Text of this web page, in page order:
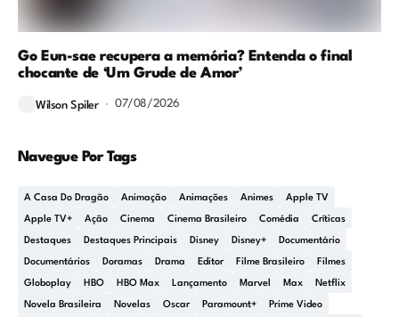
Go Eun-sae recupera a memória? Entenda o final
chocante de ‘Um Grude de Amor’
Wilson Spiler 07/08/2026
Navegue Por Tags
A Casa Do Dragão Animação Animações Animes Apple TV
Apple TV+ Ação Cinema Cinema Brasileiro Comédia Críticas
Destaques Destaques Principais Disney Disney+ Documentário
Documentários Doramas Drama Editor Filme Brasileiro Filmes
Globoplay HBO HBO Max Lançamento Marvel Max Netflix
Novela Brasileira Novelas Oscar Paramount+ Prime Video